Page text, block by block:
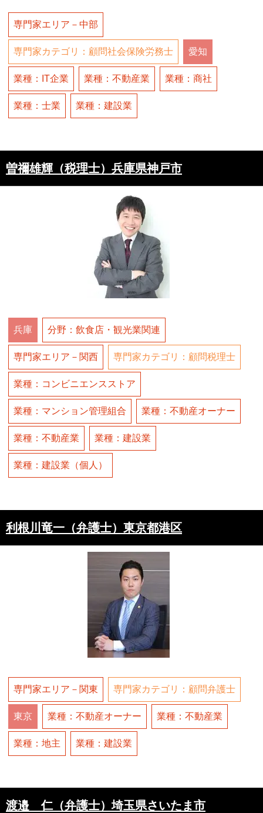
専門家エリア－中部
専門家カテゴリ：顧問社会保険労務士 愛知
業種：IT企業 業種：不動産業 業種：商社
業種：士業 業種：建設業
曽禰雄輝（税理士）兵庫県神戸市
兵庫 分野：飲食店・観光業関連
専門家エリア－関西 専門家カテゴリ：顧問税理士
業種：コンビニエンスストア
業種：マンション管理組合 業種：不動産オーナー
業種：不動産業 業種：建設業
業種：建設業（個人）
利根川竜一（弁護士）東京都港区
専門家エリア－関東 専門家カテゴリ：顧問弁護士
東京 業種：不動産オーナー 業種：不動産業
業種：地主 業種：建設業
渡邉 仁（弁護士）埼玉県さいたま市